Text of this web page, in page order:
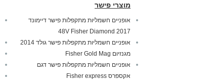
מוצרי פישר
אופניים חשמליות מתקפלות פישר דיימונד
2017 48V Fisher Diamond
אופניים חשמליות מתקפלות פישר גולד 2014
מגנזיום Fisher Gold Mag
אופניים חשמליות מתקפלות פישר דגם
אקספרס Fisher express